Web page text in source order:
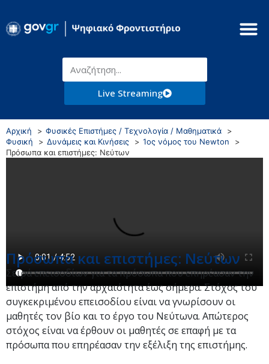
Live Streaming
Αρχική
Φυσικές Επιστήμες / Τεχνολογία / Μαθηματικά
Φυσική
Δυνάμεις και Κινήσεις
1ος νόμος του Newton
Πρόσωπα και επιστήμες: Νεύτων
Πρόσωπα και επιστήμες: Νεύτων
Σειρά επεισοδίων για τα πρόσωπα που επηρέασαν την
επιστήμη από την αρχαιότητα έως σήμερα. Στόχος του
συγκεκριμένου επεισοδίου είναι να γνωρίσουν οι
μαθητές τον βίο και το έργο του Νεύτωνα. Απώτερος
στόχος είναι να έρθουν οι μαθητές σε επαφή με τα
πρόσωπα που επηρέασαν την εξέλιξη της επιστήμης.